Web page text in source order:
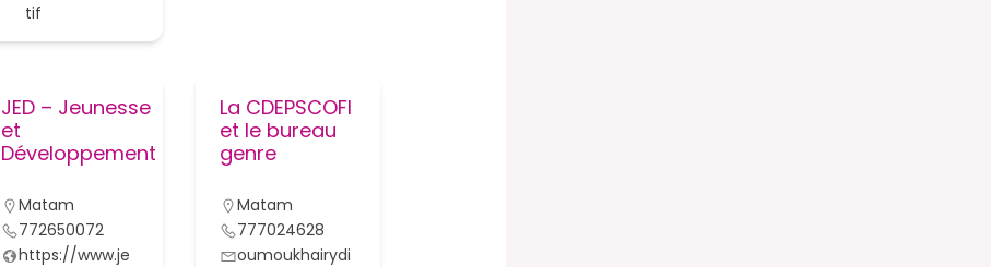
tif
JED – Jeunesse
et
Développement
Matam
772650072
https://www.je
La CDEPSCOFI
et le bureau
genre
Matam
777024628
oumoukhairydi